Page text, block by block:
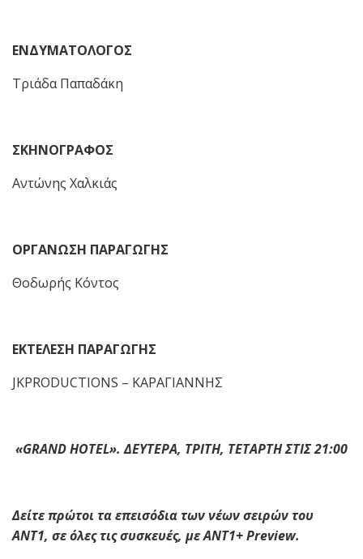
ΕΝΔΥΜΑΤΟΛΟΓΟΣ
Τριάδα Παπαδάκη
ΣΚΗΝΟΓΡΑΦΟΣ
Αντώνης Χαλκιάς
ΟΡΓΑΝΩΣΗ ΠΑΡΑΓΩΓΗΣ
Θοδωρής Κόντος
ΕΚΤΕΛΕΣΗ ΠΑΡΑΓΩΓΗΣ
JKPRODUCTIONS – ΚΑΡΑΓΙΑΝΝΗΣ
«GRAND HOTEL». ΔΕΥΤΕΡΑ, ΤΡΙΤΗ, ΤΕΤΑΡΤΗ ΣΤΙΣ 21:00
Δείτε πρώτοι τα επεισόδια των νέων σειρών του
ΑΝΤ1, σε όλες τις συσκευές, με ANT1+ Preview.